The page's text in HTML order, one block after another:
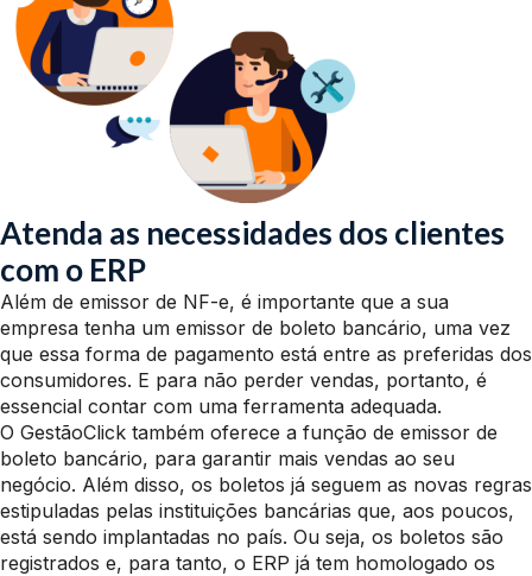
Atenda as necessidades dos clientes
com o ERP
Além de emissor de NF-e, é importante que a sua
empresa tenha um emissor de boleto bancário, uma vez
que essa forma de pagamento está entre as preferidas dos
consumidores. E para não perder vendas, portanto, é
essencial contar com uma ferramenta adequada.
O GestãoClick também oferece a função de emissor de
boleto bancário, para garantir mais vendas ao seu
negócio. Além disso, os boletos já seguem as novas regras
estipuladas pelas instituições bancárias que, aos poucos,
está sendo implantadas no país. Ou seja, os boletos são
registrados e, para tanto, o ERP já tem homologado os